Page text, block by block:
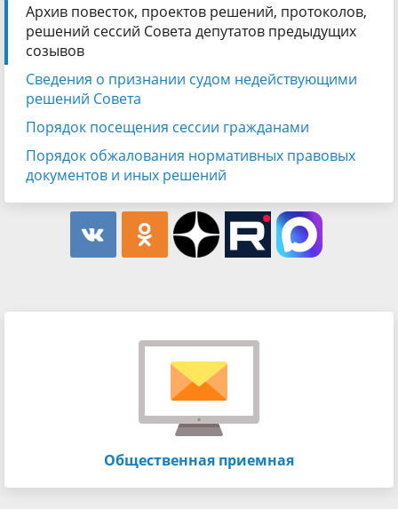
Архив повесток, проектов решений, протоколов,
решений сессий Совета депутатов предыдущих
созывов
Сведения о признании судом недействующими
решений Совета
Порядок посещения сессии гражданами
Порядок обжалования нормативных правовых
документов и иных решений
Общественная приемная